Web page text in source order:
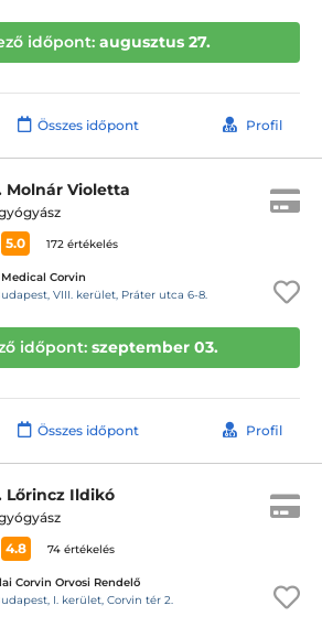
időpont: augusztus 27.
Összes időpont Profil
Molnár Violetta
5.0
172 értékelés
Medical Corvin
VIII. kerület, Práter utca 6-8.
időpont: szeptember 03.
Összes időpont Profil
Lőrincz Ildikó
4.8
74 értékelés
Corvin Orvosi Rendelő
I. kerület, Corvin tér 2.